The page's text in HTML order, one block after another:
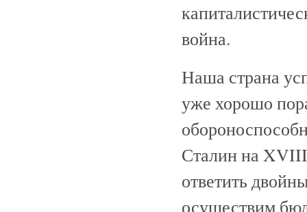
война.
Наша страна
уже хорошо
Сталин на XVIII
ответить
осуществим